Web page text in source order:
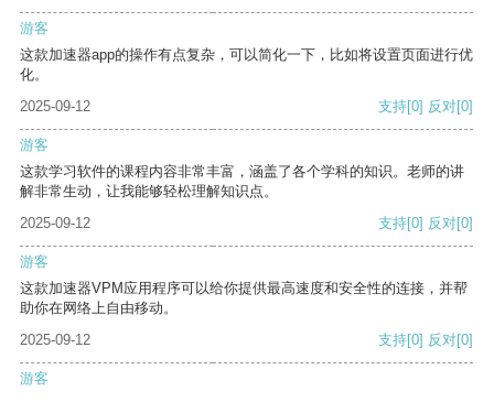
游客
这款加速器app的操作有点复杂，可以简化一下，比如将设置页面进行优
化。
2025-09-12
支持[0] 反对[0]
游客
这款学习软件的课程内容非常丰富，涵盖了各个学科的知识。老师的讲
解非常生动，让我能够轻松理解知识点。
2025-09-12
支持[0] 反对[0]
游客
这款加速器VPM应用程序可以给你提供最高速度和安全性的连接，并帮
助你在网络上自由移动。
2025-09-12
支持[0] 反对[0]
游客